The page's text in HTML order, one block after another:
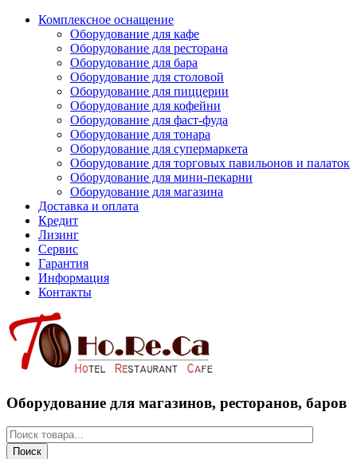
Комплексное оснащение
Оборудование для кафе
Оборудование для ресторана
Оборудование для бара
Оборудование для столовой
Оборудование для пиццерии
Оборудование для кофейни
Оборудование для фаст-фуда
Оборудование для тонара
Оборудование для супермаркета
Оборудование для торговых павильонов и палаток
Оборудование для мини-пекарни
Оборудование для магазина
Доставка и оплата
Кредит
Лизинг
Сервис
Гарантия
Информация
Контакты
Оборудование для магазинов, ресторанов, баров
Поиск